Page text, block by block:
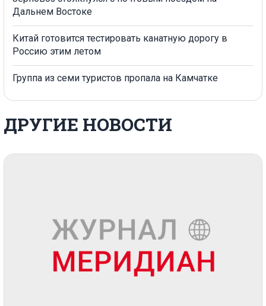
Дальнем Востоке
Китай готовится тестировать канатную дорогу в
Россию этим летом
Группа из семи туристов пропала на Камчатке
ДРУГИЕ НОВОСТИ